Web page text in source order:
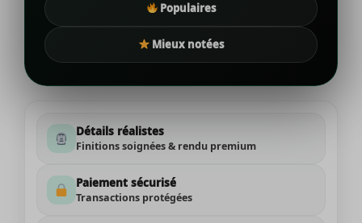
Populaires
Mieux notées
Détails réalistes
Finitions soignées & rendu premium
Paiement sécurisé
Transactions protégées